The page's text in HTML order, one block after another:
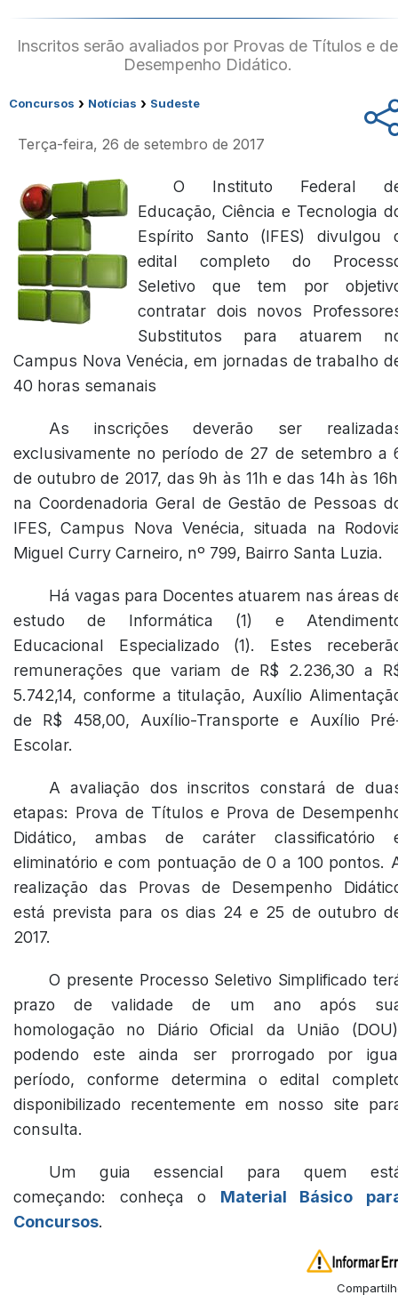
Inscritos serão avaliados por Provas de Títulos e de
Desempenho Didático.
Concursos › Notícias › Sudeste
Terça-feira, 26 de setembro de 2017
O Instituto Federal
Educação, Ciência e Tecnologia
Espírito Santo (IFES) divulgou
edital completo do
Seletivo que tem por
contratar dois novos
Substitutos para atuarem
Campus Nova Venécia, em jornadas de trabalho
40 horas semanais
As inscrições deverão ser
exclusivamente no período de 27 de setembro a
de outubro de 2017, das 9h às 11h e das 14h às
na Coordenadoria Geral de Gestão de Pessoas
IFES, Campus Nova Venécia, situada na
Miguel Curry Carneiro, nº 799, Bairro Santa Luzia.
Há vagas para Docentes atuarem nas áreas
estudo de Informática (1) e
Educacional Especializado (1). Estes
remunerações que variam de R$ 2.236,30 a
5.742,14, conforme a titulação, Auxílio
de R$ 458,00, Auxílio-Transporte e Auxílio
Escolar.
A avaliação dos inscritos constará de
etapas: Prova de Títulos e Prova de
Didático, ambas de caráter classificatório
eliminatório e com pontuação de 0 a 100 pontos.
realização das Provas de Desempenho
está prevista para os dias 24 e 25 de outubro
2017.
O presente Processo Seletivo Simplificado
prazo de validade de um ano após
homologação no Diário Oficial da União
podendo este ainda ser prorrogado por
período, conforme determina o edital
disponibilizado recentemente em nosso site
consulta.
Um guia essencial para quem
começando: conheça o Material Básico
Concursos.